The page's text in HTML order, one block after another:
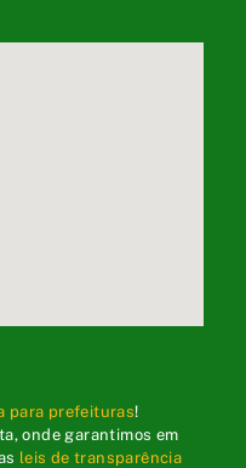
para prefeituras!
onde garantimos em
leis de transparência